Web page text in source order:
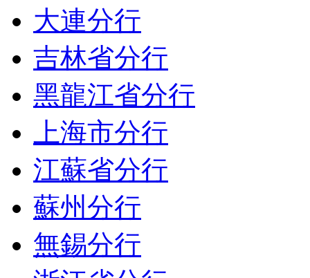
大連分行
吉林省分行
黑龍江省分行
上海市分行
江蘇省分行
蘇州分行
無錫分行